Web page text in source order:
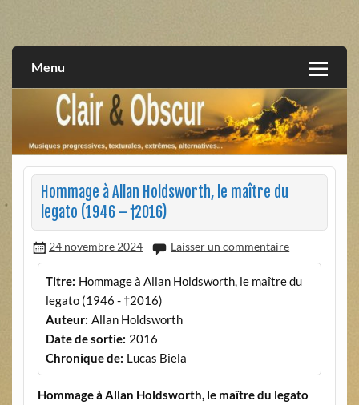
extrêmes, alternatives, texturales
Menu
Hommage à Allan Holdsworth, le maître du
legato (1946 – †2016)
24 novembre 2024 Laisser un commentaire
Titre: Hommage à Allan Holdsworth, le maître du
legato (1946 - †2016)
Auteur: Allan Holdsworth
Date de sortie: 2016
Chronique de: Lucas Biela
Hommage à Allan Holdsworth, le maître du legato